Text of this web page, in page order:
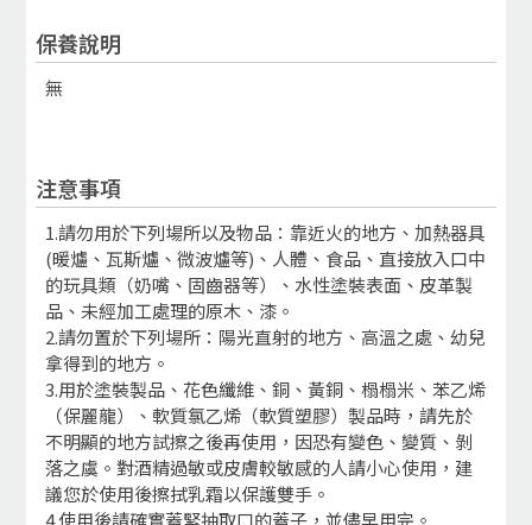
保養說明
無
注意事項
1.請勿用於下列場所以及物品：靠近火的地方、加熱器具
(暖爐、瓦斯爐、微波爐等)、人體、食品、直接放入口中
的玩具類（奶嘴、固齒器等）、水性塗裝表面、皮革製
品、未經加工處理的原木、漆。
2.請勿置於下列場所：陽光直射的地方、高溫之處、幼兒
拿得到的地方。
3.用於塗裝製品、花色纖維、銅、黃銅、榻榻米、苯乙烯
（保麗龍）、軟質氯乙烯（軟質塑膠）製品時，請先於
不明顯的地方試擦之後再使用，因恐有變色、變質、剝
落之虞。對酒精過敏或皮膚較敏感的人請小心使用，建
議您於使用後擦拭乳霜以保護雙手。